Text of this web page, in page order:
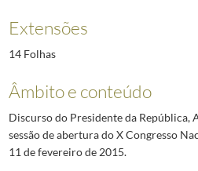
Extensões
14 Folhas
Âmbito e conteúdo
Discurso do Presidente da República,
sessão de abertura do X Congresso
11 de fevereiro de 2015.